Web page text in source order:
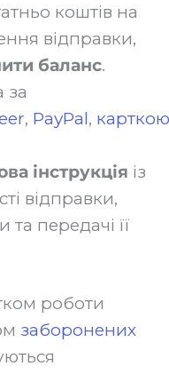
коштів на
відправки,
баланс.
за
, PayPal, карткою
інструкція із
відправки,
передачі її
роботи
заборонених